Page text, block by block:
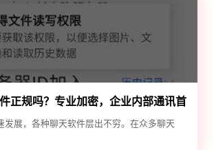
正规吗？专业加密，企业内部通讯首
发展，各种聊天软件层出不穷。在众多聊天